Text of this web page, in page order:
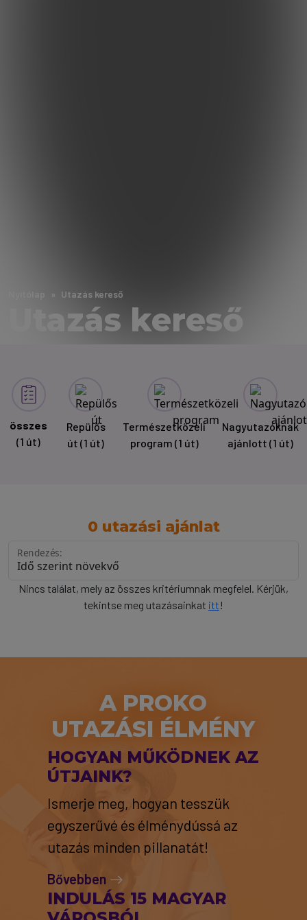
Utazás kereső
Utazás kereső
összes
(1 út)
Repülős
út(1 út)
Természetközeli
program (1 út)
Nagyutazóknak
ajánlott (1 út)
0 utazási ajánlat
Rendezés:
Nincs találat, mely az összes kritériumnak megfelel. Kérjük,
tekintse meg utazásainkat itt!
A PROKO
UTAZÁSI ÉLMÉNY
HOGYAN MŰKÖDNEK AZ
ÚTJAINK?
Ismerje meg, hogyan tesszük
egyszerűvé és élménydússá az
utazás minden pillanatát!
Bővebben
INDULÁS 15 MAGYAR